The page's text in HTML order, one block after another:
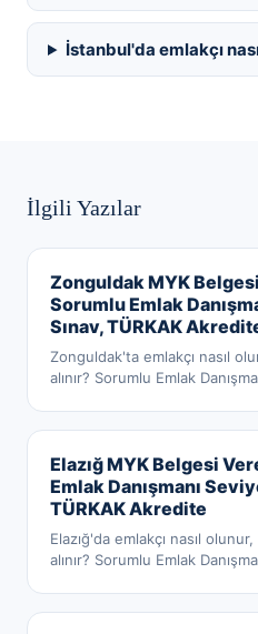
İstanbul'da emlakçı
İlgili Yazılar
Zonguldak MYK Belgesi
Sorumlu Emlak
Sınav, TÜRKAK
Zonguldak'ta emlakçı nasıl
alınır? Sorumlu Emlak
Elazığ MYK Belgesi
Emlak Danışmanı
TÜRKAK Akredite
Elazığ'da emlakçı nasıl
alınır? Sorumlu Emlak